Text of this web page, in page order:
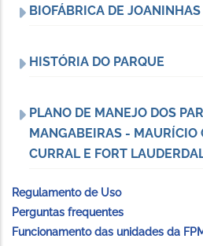
BIOFÁBRICA DE
HISTÓRIA DO PARQUE
PLANO DE MANEJO DOS
MANGABEIRAS - MAURÍCIO
CURRAL E FORT
Regulamento de Uso
Perguntas frequentes
Funcionamento das unidades da